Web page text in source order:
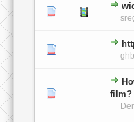
0 głosów - średnia
0 głosów - średnia
film?
0 głosów - średnia